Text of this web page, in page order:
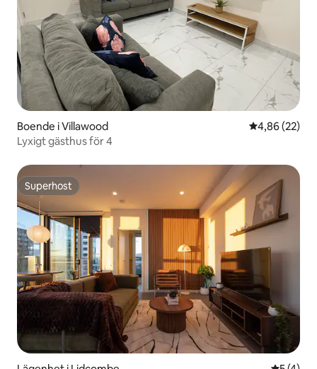
Boende i Villawood 4,86 av 5 i
4,86 (22)
Lyxigt gästhus för 4
Superhost
Superhost